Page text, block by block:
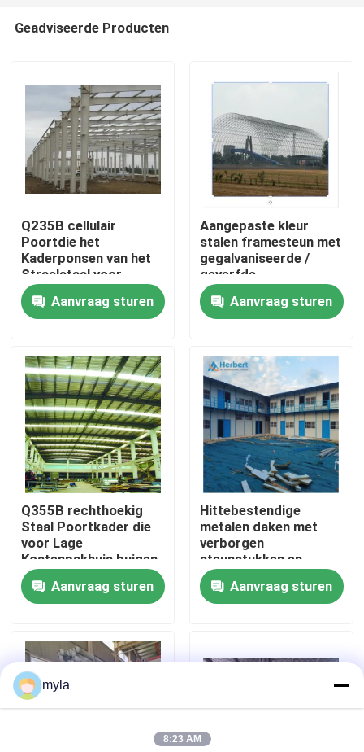
Huis
Ongeveer ons
Fabrieksreis
Kwaliteitscontrole
Contacteer ons
Nieuws
Gevallen
staal ruimtekaders
Geadviseerde Producten
Q235B cellulair
Poortdie het
Kaderponsen van het
Straalstaal voor
Hangaar wordt
aangepast
Aanvraag sturen
Aangepaste kleur
stalen framesteun met
gegalvaniseerde /
geverfde
oppervlaktebehandeling
Aanvraag sturen
Q355B rechthoekig
Staal Poortkader die
voor Lage
Kostenpakhuis buigen
Aanvraag sturen
Hittebestendige
metalen daken met
verborgen
steunstukken en
isolatiepads
Aanvraag sturen
myla
8:23 AM